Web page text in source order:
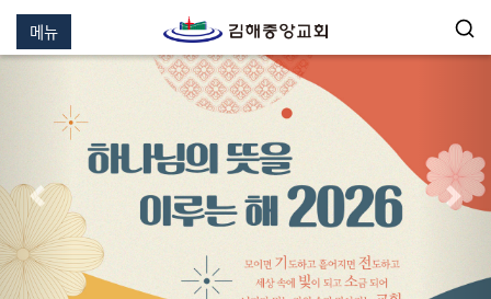
메뉴
이전 다음